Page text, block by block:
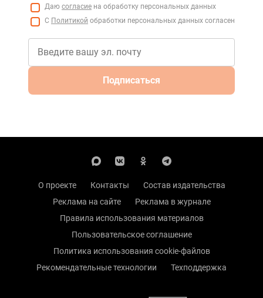
Даю согласие на обработку персональных данных
С Политикой обработки персональных данных согласен
Подписаться
О проекте Контакты
Состав издательства
Реклама на сайте
Реклама в журнале
Правила использования материалов
Пользовательское соглашение
Политика использования cookie-файлов
Рекомендательные технологии
Техподдержка